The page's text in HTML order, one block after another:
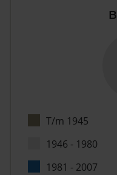
T/m 1945
1946 - 1980
1981 - 2007